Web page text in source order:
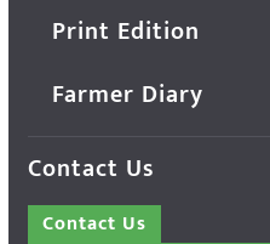
Print Edition
Farmer Diary
Contact Us
Contact Us